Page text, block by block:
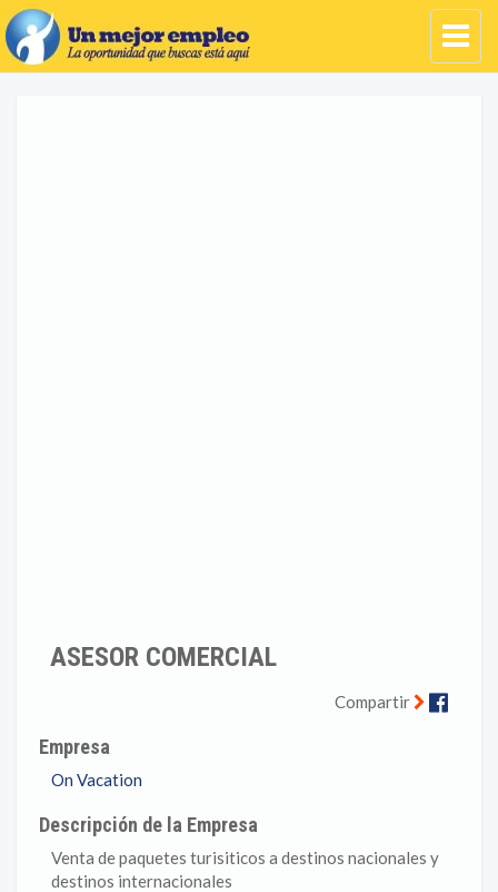
ASESOR COMERCIAL
Compartir
Empresa
On Vacation
Descripción de la Empresa
Venta de paquetes turisiticos a destinos nacionales y
destinos internacionales